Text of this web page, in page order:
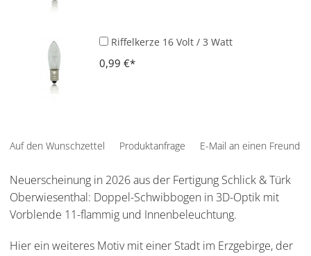
Riffelkerze 16 Volt / 3 Watt
0,99 €
Auf den Wunschzettel Produktanfrage E-Mail an einen Freund
Neuerscheinung in 2026 aus der Fertigung Schlick & Türk
Oberwiesenthal: Doppel-Schwibbogen in 3D-Optik mit
Vorblende 11-flammig und Innenbeleuchtung.
Hier ein weiteres Motiv mit einer Stadt im Erzgebirge, der